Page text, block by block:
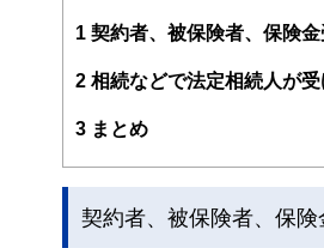
現在、終活・介護・高
https://nakada-fp.com/
1 契約者、被保険者、保険
2 相続などで法定相続人が
3 まとめ
契約者、被保険者、保